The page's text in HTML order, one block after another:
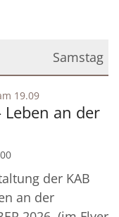
Samstag
19.09:
Leben an der
der KAB
an der